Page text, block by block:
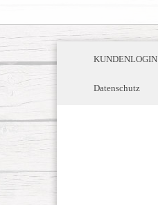
KUNDENLOGIN
Datenschutz